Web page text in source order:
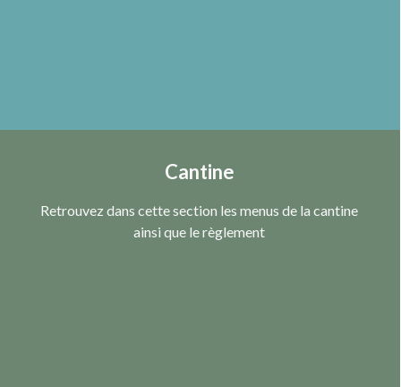
Cantine
Retrouvez dans cette section les menus de la cantine
ainsi que le règlement